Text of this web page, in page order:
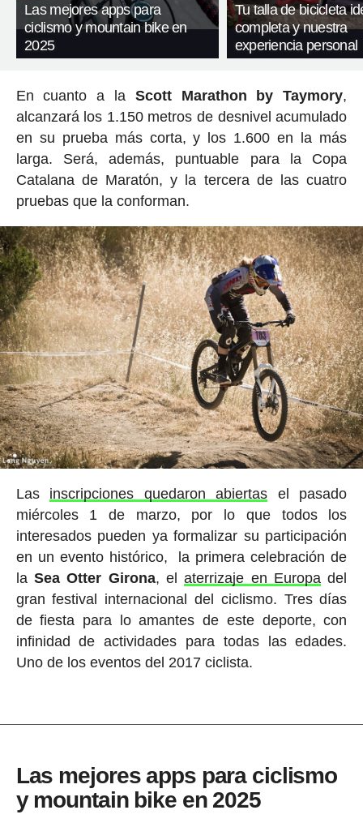
Las mejores apps para
ciclismo y mountain bike en
2025
Tu talla de bicicleta
completa y nuestra
experiencia personal
En cuanto a la Scott Marathon by Taymory,
alcanzará los 1.150 metros de desnivel acumulado
en su prueba más corta, y los 1.600 en la más
larga. Será, además, puntuable para la Copa
Catalana de Maratón, y la tercera de las cuatro
pruebas que la conforman.
Las inscripciones quedaron abiertas el pasado
miércoles 1 de marzo, por lo que todos los
interesados pueden ya formalizar su participación
en un evento histórico, la primera celebración de
laSea Otter Girona, elaterrizaje en Europadel
gran festival internacional del ciclismo. Tres días
de fiesta para lo amantes de este deporte, con
infinidad de actividades para todas las edades.
Uno de los eventos del 2017 ciclista.
Las mejores apps para ciclismo
y mountain bike en 2025